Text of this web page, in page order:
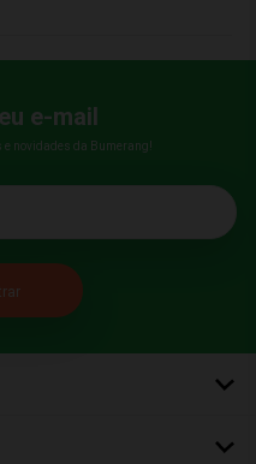
e-mail
e novidades da Bumerang!